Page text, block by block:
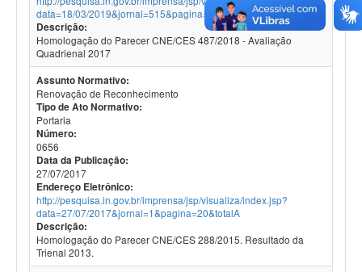
data=18/03/2019&jornal=515&pagina=63
Descrição:
Homologação do Parecer CNE/CES 487/2018 - Avaliação
Quadrienal 2017
Assunto Normativo:
Renovação de Reconhecimento
Tipo de Ato Normativo:
Portaria
Número:
0656
Data da Publicação:
27/07/2017
Endereço Eletrônico:
http://pesquisa.in.gov.br/imprensa/jsp/visualiza/index.jsp?
data=27/07/2017&jornal=1&pagina=20&totalA
Descrição:
Homologação do Parecer CNE/CES 288/2015. Resultado da
Trienal 2013.